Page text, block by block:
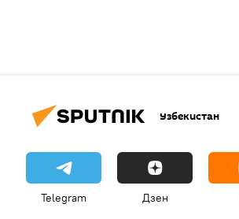
Узбекистан
Telegram Дзен